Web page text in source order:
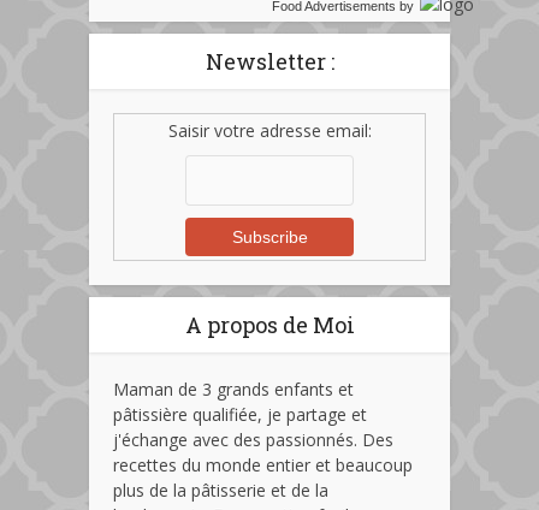
Food Advertisements by
Newsletter :
Saisir votre adresse email:
A propos de Moi
Maman de 3 grands enfants et
pâtissière qualifiée, je partage et
j'échange avec des passionnés. Des
recettes du monde entier et beaucoup
plus de la pâtisserie et de la